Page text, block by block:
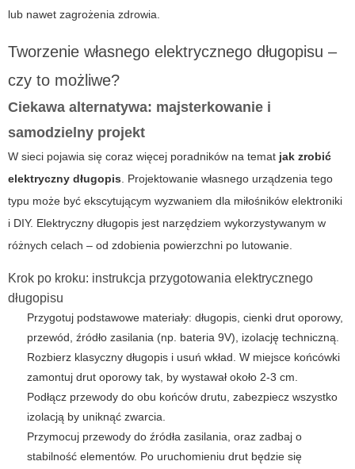
lub nawet zagrożenia zdrowia.
Tworzenie własnego elektrycznego długopisu –
czy to możliwe?
Ciekawa alternatywa: majsterkowanie i
samodzielny projekt
W sieci pojawia się coraz więcej poradników na temat jak zrobić
elektryczny długopis. Projektowanie własnego urządzenia tego
typu może być ekscytującym wyzwaniem dla miłośników elektroniki
i DIY. Elektryczny długopis jest narzędziem wykorzystywanym w
różnych celach – od zdobienia powierzchni po lutowanie.
Krok po kroku: instrukcja przygotowania elektrycznego
długopisu
Przygotuj podstawowe materiały: długopis, cienki drut oporowy,
przewód, źródło zasilania (np. bateria 9V), izolację techniczną.
Rozbierz klasyczny długopis i usuń wkład. W miejsce końcówki
zamontuj drut oporowy tak, by wystawał około 2-3 cm.
Podłącz przewody do obu końców drutu, zabezpiecz wszystko
izolacją by uniknąć zwarcia.
Przymocuj przewody do źródła zasilania, oraz zadbaj o
stabilność elementów. Po uruchomieniu drut będzie się